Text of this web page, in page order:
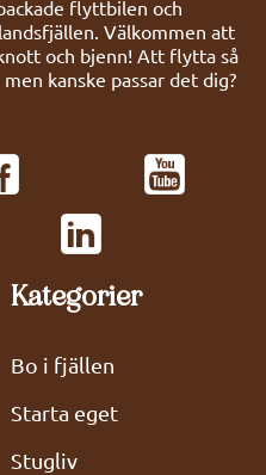
flyttbilen och
Välkommen att
och bjenn! Att flytta så
kanske passar det dig?
Kategorier
Bo i fjällen
Starta eget
Stugliv